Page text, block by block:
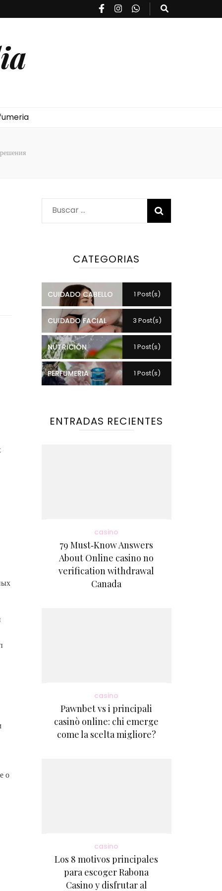
о
Buscar:
CATEGORIAS
CUIDADO CABELLO 1 Post(s)
CUIDADO FACIAL 3 Post(s)
NUTRICIÓN 1 Post(s)
PERFUMERIA 1 Post(s)
ENTRADAS RECIENTES
casino
79 Must‑Know Answers
About Online casino no
verification withdrawal
Canada
casino
Pawnbet vs i principali
casinò online: chi emerge
come la scelta migliore?
casino
Los 8 motivos principales
para escoger Rabona
Casino y disfrutar al